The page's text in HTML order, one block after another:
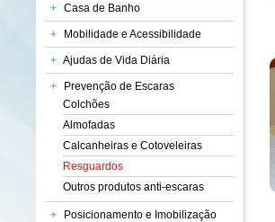
+ Casa de Banho
+ Mobilidade e Acessibilidade
+ Ajudas de Vida Diária
+
Prevenção de Escaras
Colchões
Almofadas
Calcanheiras e Cotoveleiras
Resguardos
Outros produtos anti-escaras
+ Posicionamento e Imobilização